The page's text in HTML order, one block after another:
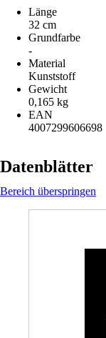
Länge
32 cm
Grundfarbe
-
Material
Kunststoff
Gewicht
0,165 kg
EAN
4007299606698
Datenblätter
Bereich überspringen